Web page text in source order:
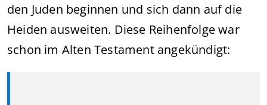
den Juden beginnen und sich dann auf die
Heiden ausweiten. Diese Reihenfolge war
schon im Alten Testament angekündigt: